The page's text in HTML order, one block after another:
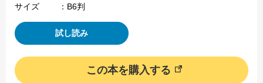
サイズ
：B6判
試し読み
この本を購入する